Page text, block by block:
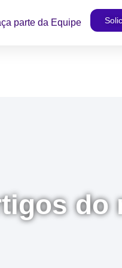
parte da Equipe
do